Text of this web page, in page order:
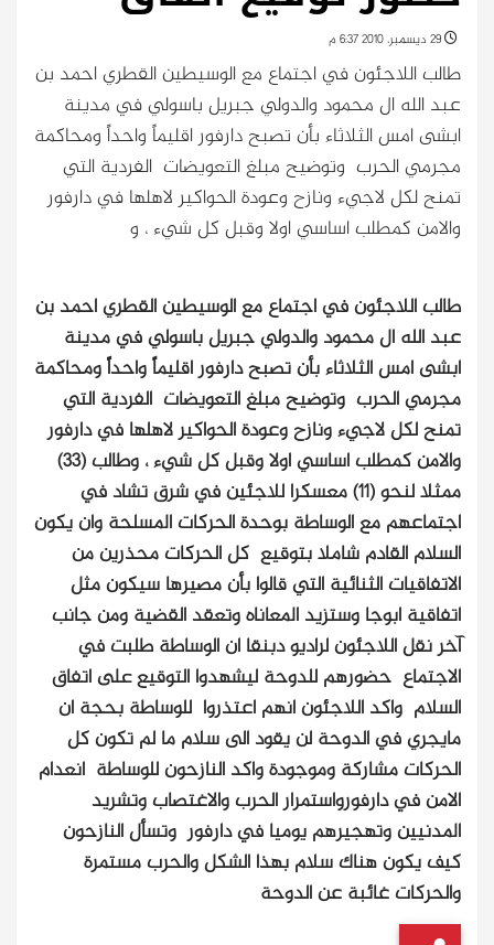
طالب اللاجئون في اجتماع مع الوسيطين القطري احمد بن
عبد الله ال محمود والدولي جبريل باسولي في مدينة
ابشى امس الثلاثاء بأن تصبح دارفور اقليماً واحداً ومحاكمة
مجرمي الحرب وتوضيح مبلغ التعويضات الفردية التي
تمنح لكل لاجيء ونازح وعودة الحواكير لاهلها في دارفور
والامن كمطلب اساسي اولا وقبل كل شيء ، و
طالب اللاجئون في اجتماع مع الوسيطين القطري احمد بن
عبد الله ال محمود والدولي جبريل باسولي في مدينة
ابشى امس الثلاثاء بأن تصبح دارفور اقليماً واحداً ومحاكمة
مجرمي الحرب وتوضيح مبلغ التعويضات الفردية التي
تمنح لكل لاجيء ونازح وعودة الحواكير لاهلها في دارفور
والامن كمطلب اساسي اولا وقبل كل شيء ، و
طالب (33)
ممثلا لنحو (11) معسكرا للاجئين في شرق تشاد في
اجتماعهم مع الوساطة بوحدة الحركات المسلحة وان يكون
السلام القادم شاملا بتوقيع كل الحركات محذرين من
الاتفاقيات الثنائية التي قالوا بأن مصيرها سيكون مثل
اتفاقية ابوجا وستزيد المعاناه وتعقد القضية ومن جانب
آخر نقل اللاجئون لراديو دبنقا ان الوساطة طلبت في
الاجتماع حضورهم للدوحة ليشهدوا التوقيع على اتفاق
السلام واكد اللاجئون انهم اعتذروا للوساطة بحجة ان
مايجري في الدوحة لن يقود الى سلام ما لم تكون كل
الحركات مشاركة وموجودة واكد النازحون للوساطة انعدام
الامن في دارفورواستمرار الحرب والاغتصاب وتشريد
المدنيين وتهجيرهم يوميا في دارفور وتسأل النازحون
كيف يكون هناك سلام بهذا الشكل والحرب مستمرة
والحركات غائبة عن الدوحة